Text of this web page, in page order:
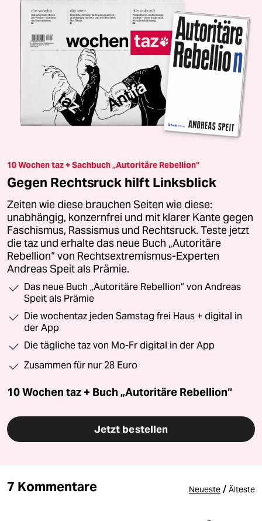
10 Wochen taz + Sachbuch „Autoritäre Rebellion“
Gegen Rechtsruck hilft Linksblick
Zeiten wie diese brauchen Seiten wie diese:
unabhängig, konzernfrei und mit klarer Kante gegen
Faschismus, Rassismus und Rechtsruck. Teste jetzt
die taz und erhalte das neue Buch „Autoritäre
Rebellion“ von Rechtsextremismus-Experten
Andreas Speit als Prämie.
Das neue Buch „Autoritäre Rebellion“ von Andreas
Speit als Prämie
Die wochentaz jeden Samstag frei Haus + digital in
der App
Die tägliche taz von Mo-Fr digital in der App
Zusammen für nur 28 Euro
10 Wochen taz + Buch „Autoritäre Rebellion“
Jetzt bestellen
7 Kommentare Neueste / Älteste